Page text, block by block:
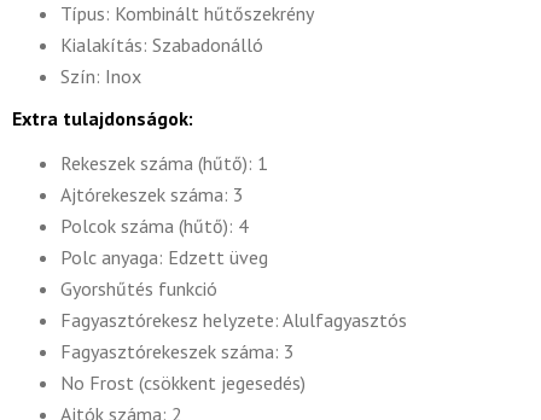
Típus: Kombinált hűtőszekrény
Kialakítás: Szabadonálló
Szín: Inox
Extra tulajdonságok:
Rekeszek száma (hűtő): 1
Ajtórekeszek száma: 3
Polcok száma (hűtő): 4
Polc anyaga: Edzett üveg
Gyorshűtés funkció
Fagyasztórekesz helyzete: Alulfagyasztós
Fagyasztórekeszek száma: 3
No Frost (csökkent jegesedés)
Ajtók száma: 2